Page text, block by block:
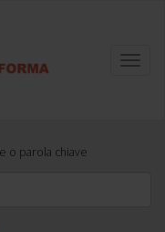
o parola chiave